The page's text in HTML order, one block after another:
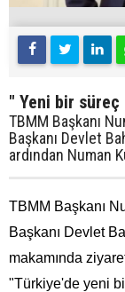
" Yeni bir süreç
TBMM Başkanı
Başkanı Devlet
ardından Numan
TBMM Başkanı
Başkanı Devlet
makamında
"Türkiye'de yeni